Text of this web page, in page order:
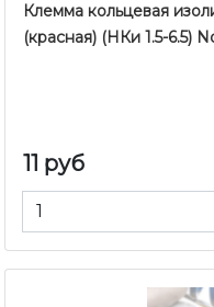
Клемма кольцевая
(красная) (НКи 1.5-6.5)
11 руб